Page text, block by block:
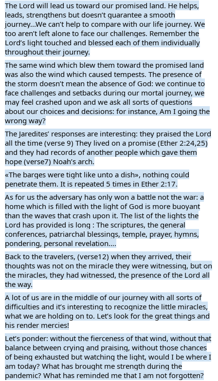
The Lord will lead us toward our promised land. He helps,
leads, strengthens but doesn’t guarantee a smooth
journey...We can’t help to compare with our life journey. We
too aren’t left alone to face our challenges. Remember the
Lord’s light touched and blessed each of them individually
throughout their journey.
The same wind which blew them toward the promised land
was also the wind which caused tempests. The presence of
the storm doesn’t mean the absence of God: we continue to
face challenges and setbacks during our mortal journey, we
may feel crashed upon and we ask all sorts of questions
about our choices and decisions: for instance, Am I going the
wrong way?
The Jaredites’ responses are interesting: they praised the Lord
all the time (verse 9) They lived on a promise (Ether 2:24,25)
and they had records of another people which gave them
hope (verse7) Noah’s arch.
«The barges were tight like unto a dish», nothing could
penetrate them. It is repeated 5 times in Ether 2:17.
As for us the adversary has only won a battle not the war: a
home which is filled with the light of God is more buoyant
than the waves that crash upon it. The list of the lights the
Lord has provided is long : The scriptures, the general
conferences, patriarchal blessings, temple, prayer, hymns,
pondering, personal revelation….
Back to the travelers, (verse12) when they arrived, their
thoughts was not on the miracle they were witnessing, but on
the miracles, they had witnessed, the presence of the Lord all
the way.
A lot of us are in the middle of our journey with all sorts of
difficulties and it’s interesting to recognize the little miracles,
what we are holding on to. Let’s look for the great things and
his render mercies!
Let’s ponder: without the fierceness of that wind, without that
balance between crying and praising, without those chances
of being exhausted but watching the light, would I be where I
am today? What has brought me strength during the
pandemic? What has reminded me that I am not forgotten?